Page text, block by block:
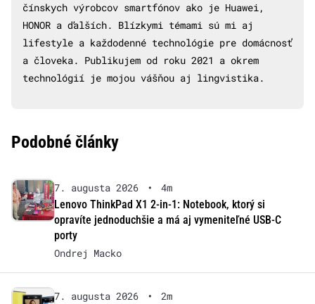
čínskych výrobcov smartfónov ako je Huawei,
HONOR a ďalších. Blízkymi témami sú mi aj
lifestyle a každodenné technológie pre domácnosť
a človeka. Publikujem od roku 2021 a okrem
technológií je mojou vášňou aj lingvistika.
Podobné články
7. augusta 2026 •
4m
Lenovo ThinkPad X1 2-in-1: Notebook, ktorý si
opravíte jednoduchšie a má aj vymeniteľné USB-C
porty
Ondrej Macko
7. augusta 2026 •
2m